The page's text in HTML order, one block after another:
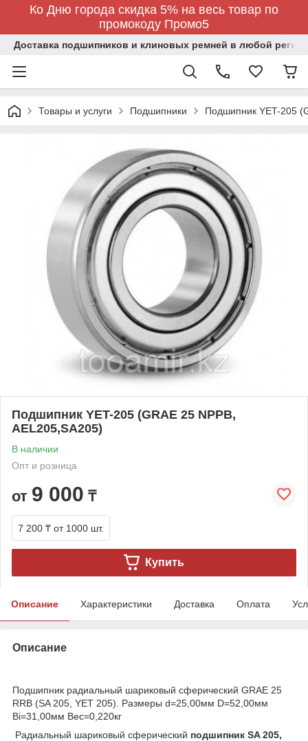
Ко Дню города скидка 5% на весь товар по
промокоду Промо5
Доставка подшипников и клиновых ремней в любой регион
Товары и услуги Подшипники Подшипник YET-205
Подшипник YET-205 (GRAE 25 NPPB,
AEL205,SA205)
В наличии
Опт и розница
от 9 000 ₸
7 200 ₸ от 1000 шт.
Купить
Описание Характеристики Доставка Оплата
Описание
Подшипник радиальный шариковый сферический GRAE 25
RRB (SA 205, YET 205). Размеры d=25,00мм D=52,00мм
Ві=31,00мм Вес=0,220кг
Радиальный шариковый сферический подшипник SA 205,